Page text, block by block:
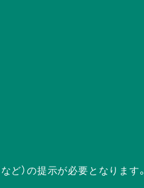
ど）の提示が必要となります。